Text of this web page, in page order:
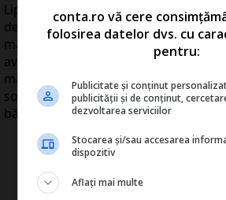
Lipsa interesului populaţiei pentru
determină pe bancheri să caute
majorare a numărului de clienţi.
avion, discounturi la cumpărături în
magazine sau campanii de
socializare. Acestea sunt cele mai
băncile încearcă să atragă noi clienţi.
conta.ro vă cere
folosirea datelor dvs. cu
pentru:
Publicitate și conținut
publicității și de conținut,
dezvoltarea serviciilor
Stocarea și/sau accesarea
dispozitiv
Aflați mai multe